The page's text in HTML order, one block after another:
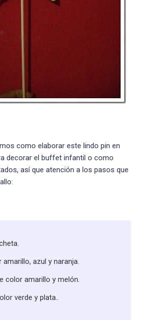
como elaborar este lindo pin en
decorar el buffet infantil o como
así que atención a los pasos que
azul y naranja.
color amarillo y melón.
verde y plata..